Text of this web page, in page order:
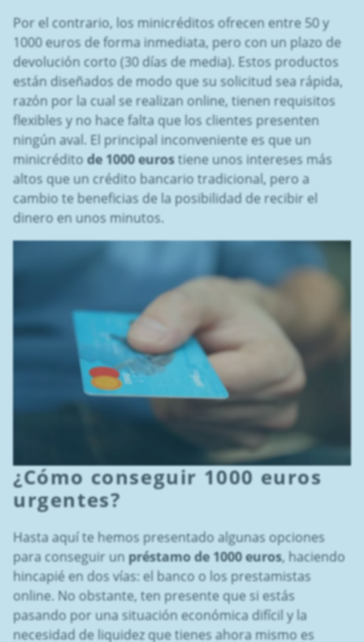
Por el contrario, los minicréditos ofrecen entre 50 y
1000 euros de forma inmediata, pero con un plazo de
devolución corto (30 días de media). Estos productos
están diseñados de modo que su solicitud sea rápida,
razón por la cual se realizan online, tienen requisitos
flexibles y no hace falta que los clientes presenten
ningún aval. El principal inconveniente es que un
minicréditode 1000 eurostiene unos intereses más
altos que un crédito bancario tradicional, pero a
cambio te beneficias de la posibilidad de recibir el
dinero en unos minutos.
¿Cómo conseguir 1000 euros
urgentes?
Hasta aquí te hemos presentado algunas opciones
para conseguir unpréstamo de 1000 euros, haciendo
hincapié en dos vías: el banco o los prestamistas
online. No obstante, ten presente que si estás
pasando por una situación económica difícil y la
necesidad de liquidez que tienes ahora mismo es